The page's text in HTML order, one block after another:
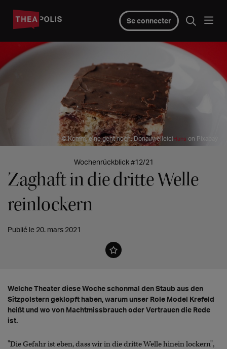
Se connecter
© Komm, eine geht noch: Donauwelle(c)Hans on Pixabay
Wochenrückblick #12/21
Zaghaft in die dritte Welle
reinlockern
Publié le 20. mars 2021
Welche Theater diese Woche schonmal den Staub aus den
Sitzpolstern geklopft haben, warum unser Role Model Krefeld
heißt und wo von Machtmissbrauch oder Vertrauen die Rede
ist.
"Die Gefahr ist eben, dass wir in die dritte Welle hinein lockern",